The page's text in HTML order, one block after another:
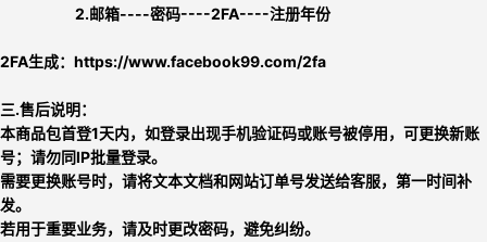
2.邮箱----密码----2FA----注册年份
2FA生成： https://www.facebook99.com/2fa
三.售后说明：
本商品包首登1天内，如登录出现手机验证码或账号被停用，可更换新账
号；请勿同IP批量登录。
需要更换账号时，请将文本文档和网站订单号发送给客服，第一时间补
发。
若用于重要业务，请及时更改密码，避免纠纷。